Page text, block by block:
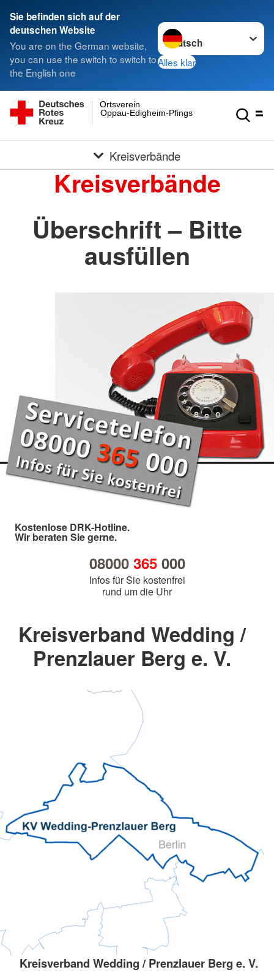
Sie befinden sich auf der
deutschen Website
You are on the German website,
you can use the switch to switch to
the English one
Sprache wechseln zu
Alles klar
Oppau-Edigheim-Pfingstweide e.V.
Ortsverein
Kreisverbände
Kreisverbände
Überschrift – Bitte
ausfüllen
Kostenlose DRK-Hotline.
Wir beraten Sie gerne.
08000 365000
Infos für Sie kostenfrei
rund um die Uhr
Kreisverband Wedding /
Prenzlauer Berg e. V.
Kreisverband Wedding / Prenzlauer Berg e. V.